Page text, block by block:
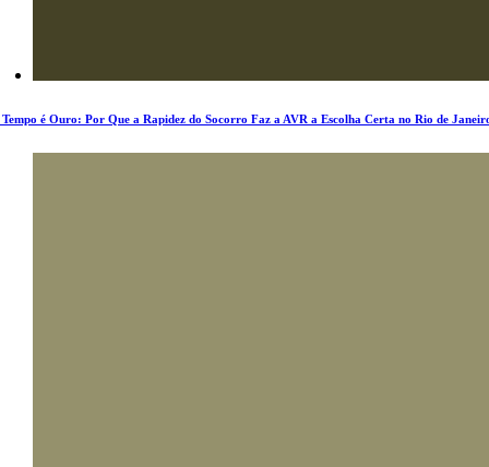
Tempo é Ouro: Por Que a Rapidez do Socorro Faz a AVR a Escolha Certa no Rio de